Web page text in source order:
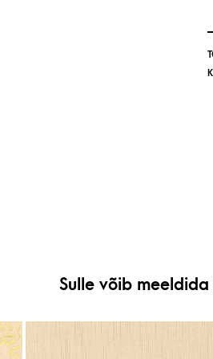
Sulle võib